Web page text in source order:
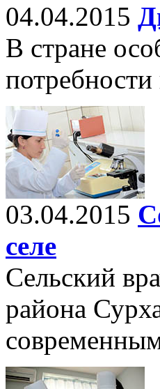
04.04.2015
В стране
03.04.2015
селе
Сельский
района